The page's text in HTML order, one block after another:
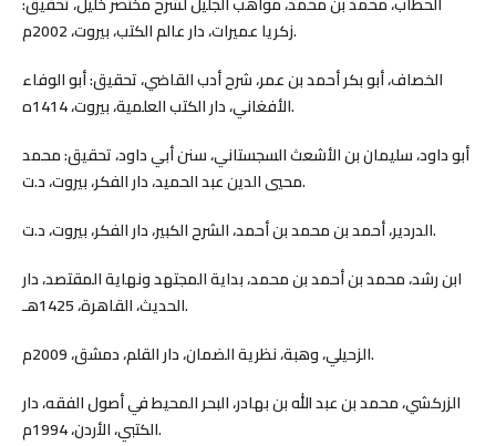
زكريا عميرات، دار عالم الكتب، بيروت، 2002م.
الخصاف، أبو بكر أحمد بن عمر، شرح أدب القاضي، تحقيق: أبو الوفاء
الأفغاني، دار الكتب العلمية، بيروت، 1414ه.
أبو داود، سليمان بن الأشعث السجستاني، سنن أبي داود، تحقيق: محمد
محيي الدين عبد الحميد، دار الفكر، بيروت، د.ت.
الدردير، أحمد بن محمد بن أحمد، الشرح الكبير، دار الفكر، بيروت، د.ت.
ابن رشد، محمد بن أحمد بن محمد، بداية المجتهد ونهاية المقتصد، دار
الحديث، القاهرة، 1425هـ.
الزحيلي، وهبة، نظرية الضمان، دار القلم، دمشق، 2009م.
الزركشي، محمد بن عبد الله بن بهادر، البحر المحيط في أصول الفقه، دار
الكتبي، الأردن، 1994م.